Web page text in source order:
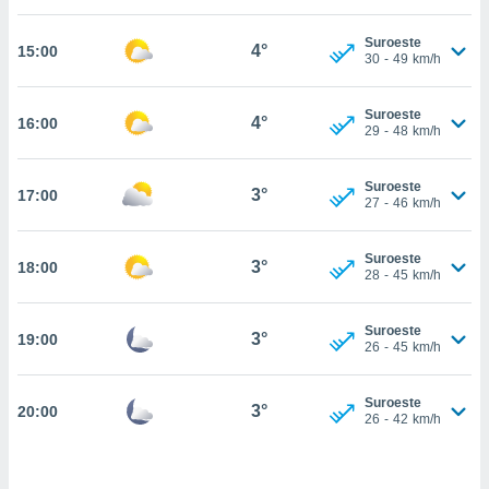
coste.
botón
a la
todas
ya sean
nos
en
perfil
y
CONTINUAR
15:00 4°
Suroeste
30 - 49 km/h
16:00 4°
Suroeste
29 - 48 km/h
17:00 3°
Suroeste
27 - 46 km/h
18:00 3°
Suroeste
28 - 45 km/h
19:00 3°
Suroeste
26 - 45 km/h
20:00 3°
Suroeste
26 - 42 km/h